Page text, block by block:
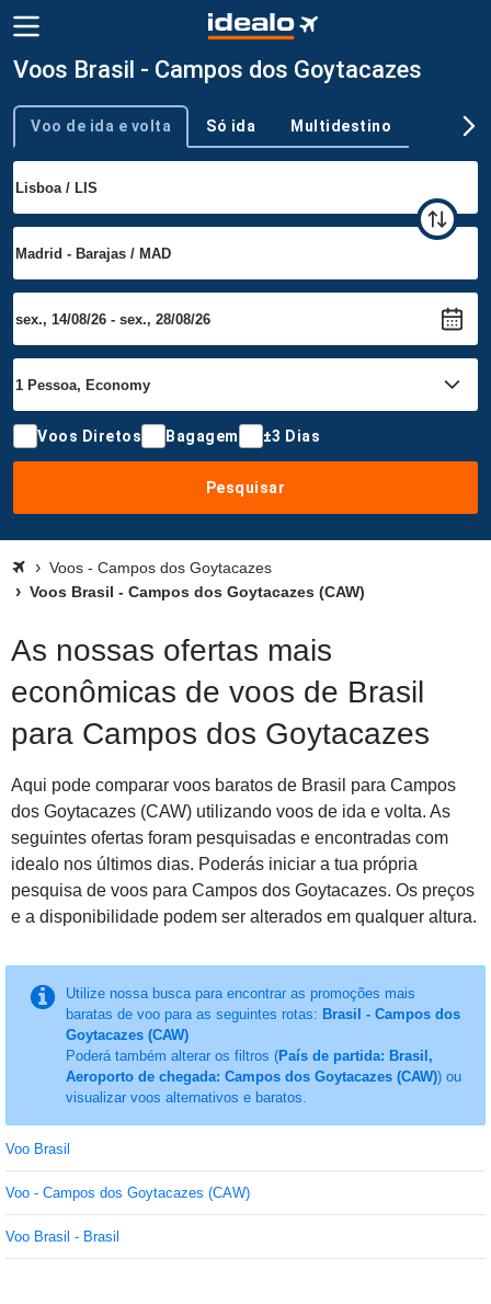
Voos Brasil - Campos dos Goytacazes
Tipo de viagem
Voo de ida e volta Só ida Multidestino
Voos Diretos Bagagem ±3 Dias
Pesquisar
Voos - Campos dos Goytacazes
Voos Brasil - Campos dos Goytacazes (CAW)
As nossas ofertas mais
econômicas de voos de Brasil
para Campos dos Goytacazes
Aqui pode comparar voos baratos de Brasil para Campos
dos Goytacazes (CAW) utilizando voos de ida e volta. As
seguintes ofertas foram pesquisadas e encontradas com
idealo nos últimos dias. Poderás iniciar a tua própria
pesquisa de voos para Campos dos Goytacazes. Os preços
e a disponibilidade podem ser alterados em qualquer altura.
Utilize nossa busca para encontrar as promoções mais
baratas de voo para as seguintes rotas: Brasil - Campos dos
Goytacazes (CAW)
Poderá também alterar os filtros (País de partida: Brasil,
Aeroporto de chegada: Campos dos Goytacazes (CAW)) ou
visualizar voos alternativos e baratos.
Voo Brasil
Voo - Campos dos Goytacazes (CAW)
Voo Brasil - Brasil